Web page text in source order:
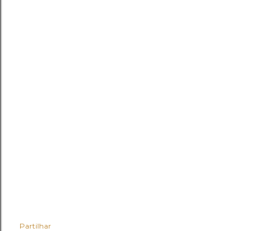
Partilhar